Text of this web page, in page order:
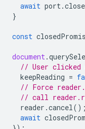
await port.close
}
const
document.
// User
keepReading =
// Force
// call
reader .cancel();
await